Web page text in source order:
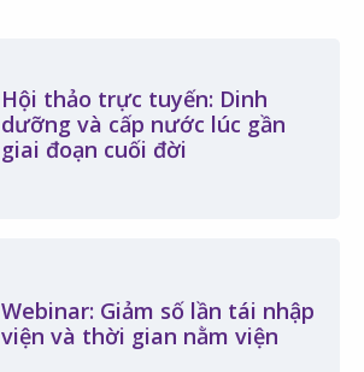
Hội thảo trực tuyến: Dinh
dưỡng và cấp nước lúc gần
giai đoạn cuối đời
Webinar: Giảm số lần tái nhập
viện và thời gian nằm viện